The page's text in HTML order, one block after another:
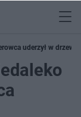
uderzył w drzewo